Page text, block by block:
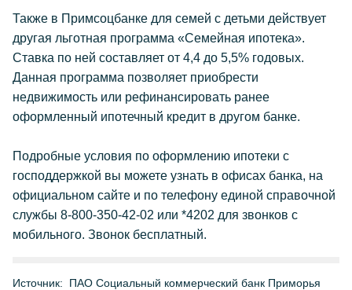
Также в Примсоцбанке для семей с детьми действует
другая льготная программа «Семейная ипотека».
Ставка по ней составляет от 4,4 до 5,5% годовых.
Данная программа позволяет приобрести
недвижимость или рефинансировать ранее
оформленный ипотечный кредит в другом банке.
Подробные условия по оформлению ипотеки с
господдержкой вы можете узнать в офисах банка, на
официальном сайте и по телефону единой справочной
службы 8-800-350-42-02 или *4202 для звонков с
мобильного. Звонок бесплатный.
Источник:
ПАО Социальный коммерческий банк Приморья